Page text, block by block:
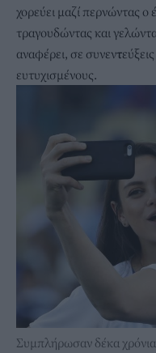
χορεύει μαζί περνώντας
τραγουδώντας και
αναφέρει, σε συνεντ
ευτυχισμένους.
Συμπλήρωσαν δέκα